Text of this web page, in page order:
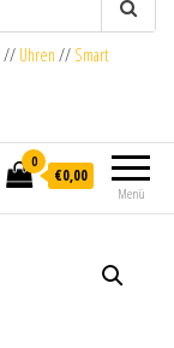
// Uhren // Smart
Menü
0
€0,00